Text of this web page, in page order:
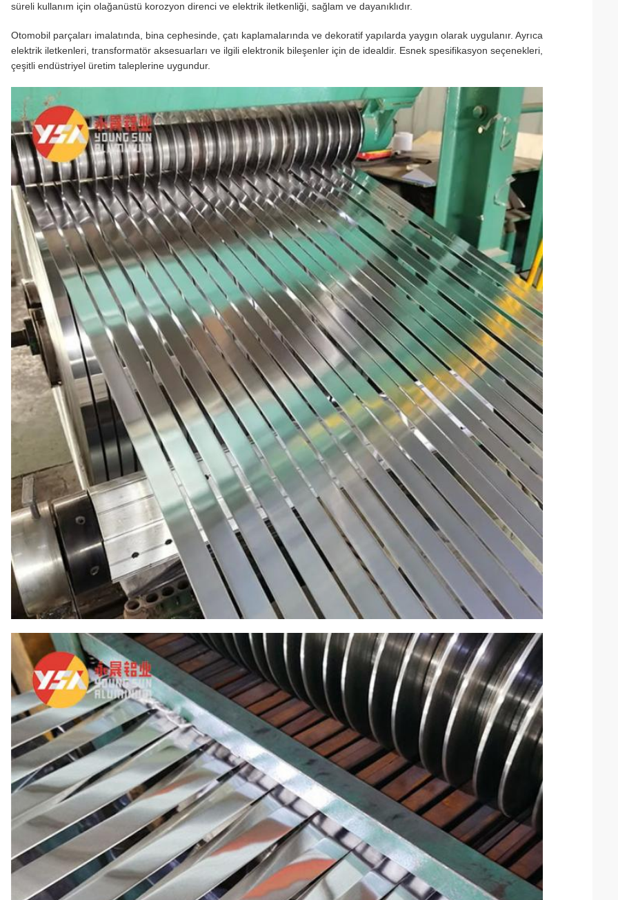
süreli kullanım için olağanüstü korozyon direnci ve elektrik iletkenliği, sağlam ve dayanıklıdır.
Otomobil parçaları imalatında, bina cephesinde, çatı kaplamalarında ve dekoratif yapılarda yaygın olarak uygulanır. Ayrıca
elektrik iletkenleri, transformatör aksesuarları ve ilgili elektronik bileşenler için de idealdir. Esnek spesifikasyon seçenekleri,
çeşitli endüstriyel üretim taleplerine uygundur.